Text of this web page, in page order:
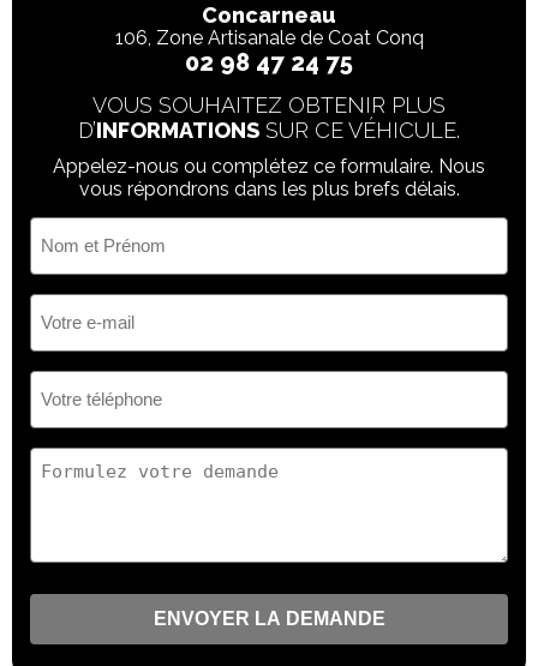
Concarneau
106, Zone Artisanale de Coat Conq
02 98 47 24 75
VOUS SOUHAITEZ OBTENIR PLUS
D’INFORMATIONS SUR CE VÉHICULE.
Appelez-nous ou complétez ce formulaire. Nous
vous répondrons dans les plus brefs délais.
Prénom
(Nécessaire)
mail
(Nécessaire)
(Nécessaire)
demande